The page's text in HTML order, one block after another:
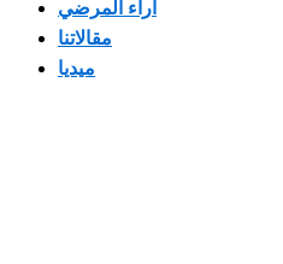
اراء المرضي
مقالاتنا
ميديا